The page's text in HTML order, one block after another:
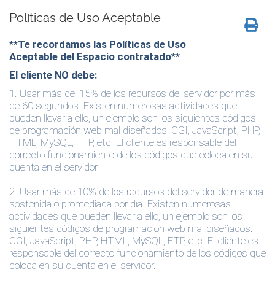
Políticas de Uso Aceptable
**Te recordamos las Políticas de Uso
Aceptable del Espacio contratado**
El cliente NO debe:
1. Usar más del 15% de los recursos del servidor por más
de 60 segundos. Existen numerosas actividades que
pueden llevar a ello, un ejemplo son los siguientes códigos
de programación web mal diseñados: CGI, JavaScript, PHP,
HTML, MySQL, FTP, etc. El cliente es responsable del
correcto funcionamiento de los códigos que coloca en su
cuenta en el servidor.
2. Usar más de 10% de los recursos del servidor de manera
sostenida o promediada por día. Existen numerosas
actividades que pueden llevar a ello, un ejemplo son los
siguientes códigos de programación web mal diseñados:
CGI, JavaScript, PHP, HTML, MySQL, FTP, etc. El cliente es
responsable del correcto funcionamiento de los códigos que
coloca en su cuenta en el servidor.